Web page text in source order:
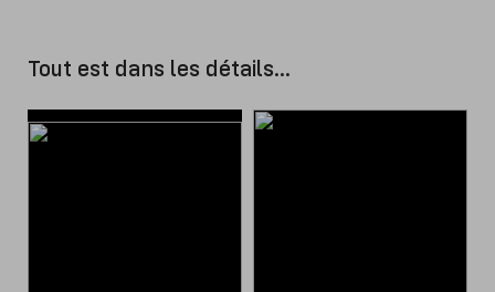
Tout est dans les détails...